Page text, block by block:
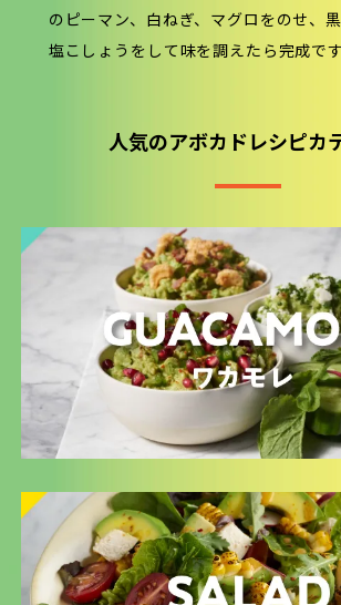
のピーマン、白ねぎ、マグロをのせ、
塩こしょうをして味を調えたら完成です
人気のアボカドレシピカ